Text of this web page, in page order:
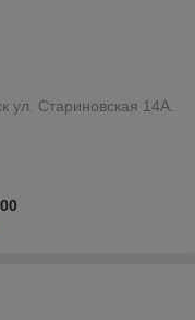
ул. Стариновская 14А.